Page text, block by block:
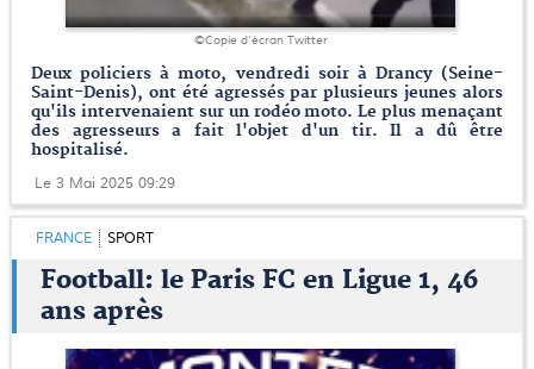
©Copie d'écran Twitter
Deux policiers à moto, vendredi soir à Drancy (Seine-
Saint-Denis), ont été agressés par plusieurs jeunes alors
qu'ils intervenaient sur un rodéo moto. Le plus menaçant
des agresseurs a fait l'objet d'un tir. Il a dû être
hospitalisé.
Le 3 Mai 2025 09:29
FRANCE SPORT
Football: le Paris FC en Ligue 1, 46
ans après